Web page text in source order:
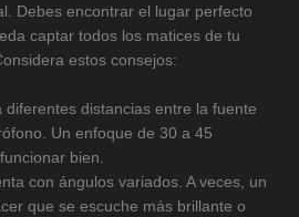
Debes encontrar el lugar perfecto
captar todos los matices de tu
estos consejos:
diferentes distancias entre la fuente
Un enfoque de 30 a 45
bien.
con ángulos variados. A veces, un
que se escuche más brillante o